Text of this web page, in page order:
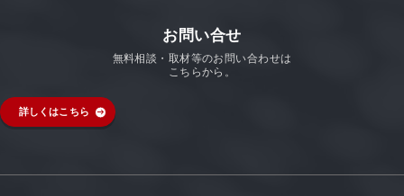
お問い合せ
無料相談・取材等のお問い合わせは
こちらから。
詳しくはこちら